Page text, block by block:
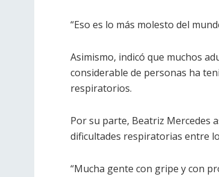
“Eso es lo más molesto del
Asimismo, indicó que muchos
considerable de personas ha
respiratorios.
Por su parte, Beatriz Mercedes
dificultades respiratorias entre
“Mucha gente con gripe y con